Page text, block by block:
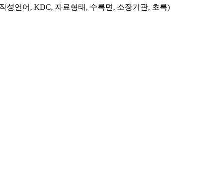
성언어, KDC, 자료형태, 수록면, 소장기관, 초록)